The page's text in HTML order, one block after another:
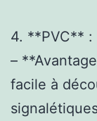
4. **PVC** :
–
facile à